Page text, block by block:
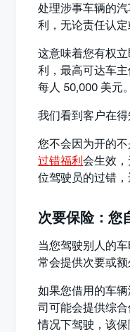
处理涉事车辆的
利，无论责任认定
这意味着您有权
利，最高可达车
每人 50,000 美元。
我们看到客户在得
您不会因为开的
过错福利会生效
位驾驶员的过错，
次要保险：您
当您驾驶别人的
常会提供次要或额
如果您借用的车
司可能会提供综
情况下驾驶，该保